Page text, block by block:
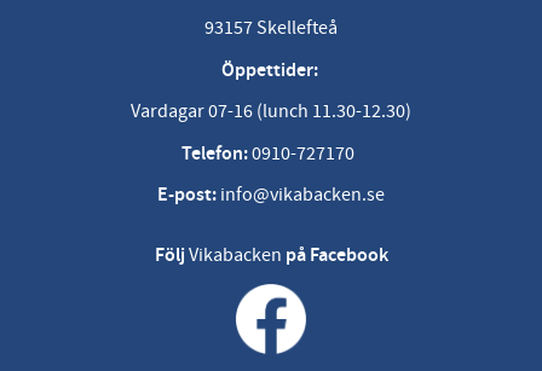
93157 Skellefteå
Öppettider:
Vardagar 07-16 (lunch 11.30-12.30)
Telefon:0910-727170
E-post: info@vikabacken.se
FöljVikabacken på Facebook